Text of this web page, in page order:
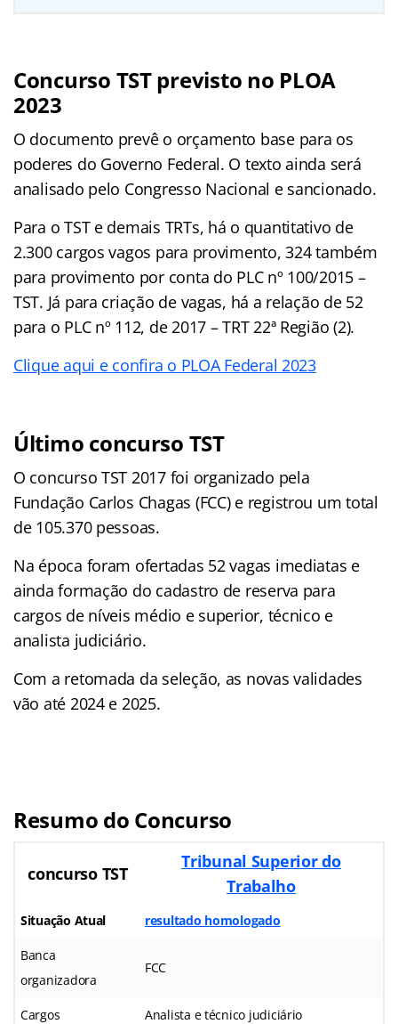
Concurso TST previsto no PLOA
2023
O documento prevê o orçamento base para os
poderes do Governo Federal. O texto ainda será
analisado pelo Congresso Nacional e sancionado.
Para o TST e demais TRTs, há o quantitativo de
2.300 cargos vagos para provimento, 324 também
para provimento por conta do PLC nº 100/2015 –
TST. Já para criação de vagas, há a relação de 52
para o PLC nº 112, de 2017 – TRT 22ª Região (2).
Clique aqui e confira o PLOA Federal 2023
Último concurso TST
O concurso TST 2017 foi organizado pela
Fundação Carlos Chagas (FCC) e registrou um total
de 105.370 pessoas.
Na época foram ofertadas 52 vagas imediatas e
ainda formação do cadastro de reserva para
cargos de níveis médio e superior, técnico e
analista judiciário.
Com a retomada da seleção, as novas validades
vão até 2024 e 2025.
Resumo do Concurso
concurso TST
Tribunal Superior do
Trabalho
Situação Atual resultado homologado
Banca
organizadora
FCC
Cargos Analista e técnico judiciário